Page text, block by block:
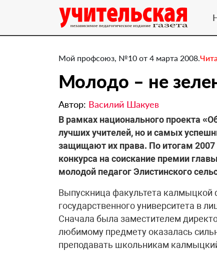
Мой профсоюз, №10 от 4 марта 2008.
Молодо – не
Автор: Василий Шакуев
В рамках национального проекта
лучших учителей, но и самых
защищают их права. По итогам 2007
конкурса на соискание премии
молодой педагог Элистинского
Выпускница факультета
государственного университета в
Сначала была заместителем
любимому предмету оказалась
преподавать школьникам